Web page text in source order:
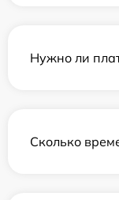
Нужно ли
Сколько